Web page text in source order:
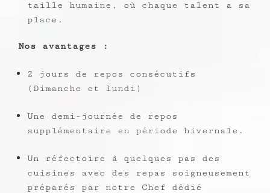
taille humaine, où chaque talent a sa
place.
Nos avantages :
2 jours de repos consécutifs
(Dimanche et lundi)
Une demi-journée de repos
supplémentaire en période hivernale.
Un réfectoire à quelques pas des
cuisines avec des repas soigneusement
préparés par notre Chef dédié